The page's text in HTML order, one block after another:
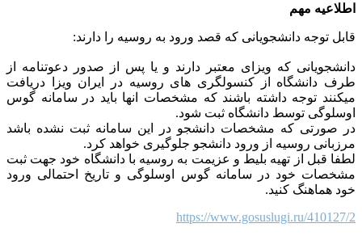
اطلاعیه مهم
قابل توجه دانشجویانی که قصد ورود به روسیه را دارند:
دانشجویانی که ویزای معتبر دارند و یا پس از صدور دعوتنامه از
طرف دانشگاه از کنسولگری های روسیه در ایران ویزا دریافت
میکنند توجه داشته باشند که مشخصات انها باید در سامانه گوس
اوسلوگی توسط دانشگاه ثبت شود.
در صورتی که مشخصات دانشجو در این سامانه ثبت نشده باشد
مرزبانی روسیه از ورود دانشجو جلوگیری خواهد کرد.
لطفا قبل از تهیه بلیط و عزیمت به روسیه با دانشگاه خود جهت ثبت
مشخصات خود در سامانه گوس اوسلوگی و تاریخ احتمالی ورود
خود هماهنگ کنید.
https://www.gosuslugi.ru/410127/2